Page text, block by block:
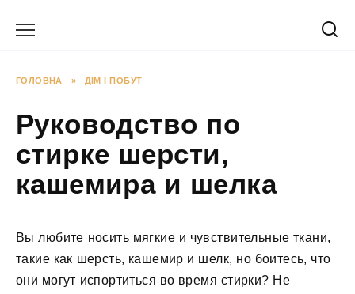
ГОЛОВНА » ДІМ І ПОБУТ
Руководство по
стирке шерсти,
кашемира и шелка
Вы любите носить мягкие и чувствительные ткани,
такие как шерсть, кашемир и шелк, но боитесь, что
они могут испортиться во время стирки? Не